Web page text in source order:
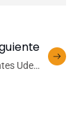
UdeC